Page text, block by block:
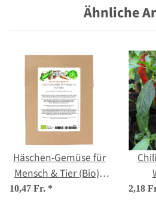
Ähnliche
Häschen-Gemüse für
Mensch & Tier (Bio) -
Samenset
10,47 Fr. * 2,18